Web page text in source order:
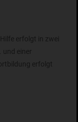
erfolgt in zwei
und einer
erfolgt